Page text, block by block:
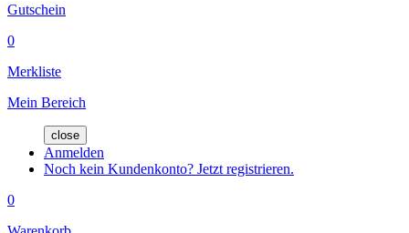
Gutschein
0
Merkliste
Mein Bereich
close
Anmelden
Noch kein Kundenkonto? Jetzt registrieren.
0